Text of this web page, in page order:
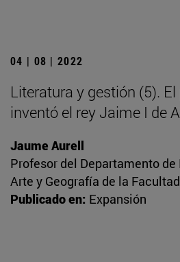
04 | 08 | 2022
Literatura y gestión (5).
inventó el rey Jaime I de
Jaume Aurell
Profesor del Departamento
Arte y Geografía de la
Publicado en: Expansión